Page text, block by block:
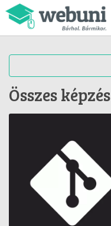
Összes képzés